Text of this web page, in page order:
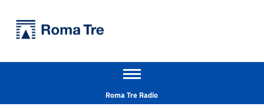
Prof.ssa ELENA PETTINELLI ricerca - Università Roma Tre
Apri il menu secondario
Roma Tre Radio